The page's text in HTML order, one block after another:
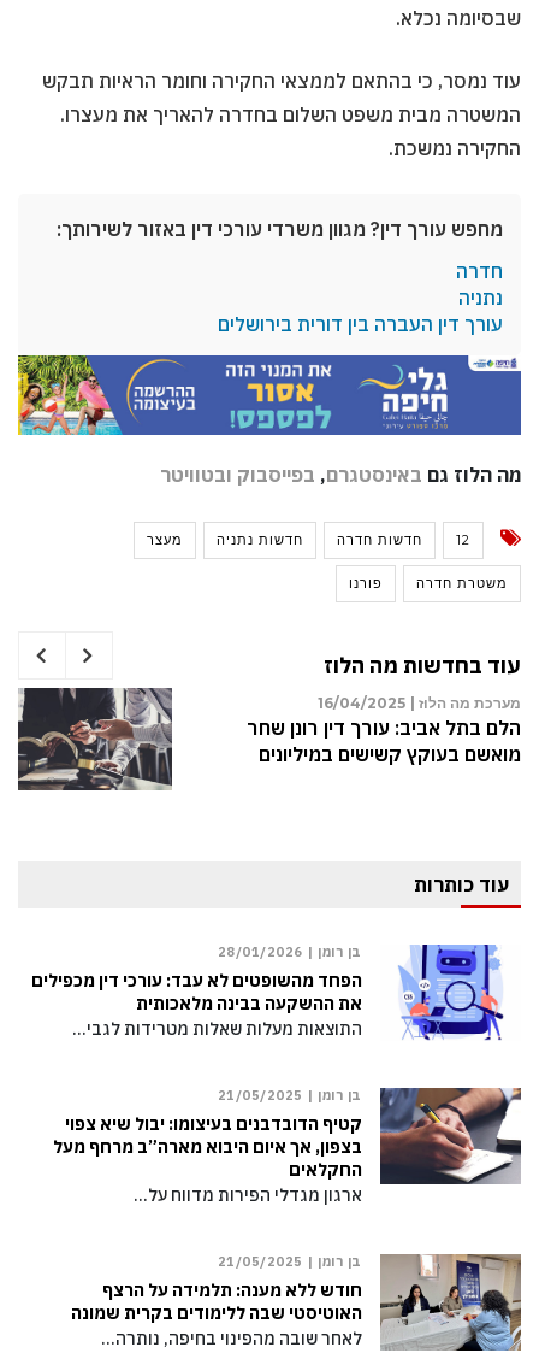
שבסיומה נכלא.
עוד נמסר, כי בהתאם לממצאי החקירה וחומר הראיות תבקש
המשטרה מבית משפט השלום בחדרה להאריך את מעצרו.
החקירה נמשכת.
מחפש עורך דין? מגוון משרדי עורכי דין באזור לשירותך:
חדרה
נתניה
עורך דין העברה בין דורית בירושלים
מה הלוז גם באינסטגרם, בפייסבוק ובטוויטר
12 חדשות חדרה חדשות נתניה מעצר
משטרת חדרה פורנו
עוד בחדשות מה הלוז
מערכת מה הלוז | 16/04/2025
הלם בתל אביב: עורך דין רונן שחר
מואשם בעוקץ קשישים במיליונים
עוד כותרות
בן רומן | 28/01/2026
הפחד מהשופטים לא עבד: עורכי דין מכפילים
את ההשקעה בבינה מלאכותית
התוצאות מעלות שאלות מטרידות לגבי…
בן רומן | 21/05/2025
קטיף הדובדבנים בעיצומו: יבול שיא צפוי
בצפון, אך איום היבוא מארה”ב מרחף מעל
החקלאים
ארגון מגדלי הפירות מדווח על…
בן רומן | 21/05/2025
חודש ללא מענה: תלמידה על הרצף
האוטיסטי שבה ללימודים בקרית שמונה
לאחר שובה מהפינוי בחיפה, נותרה…